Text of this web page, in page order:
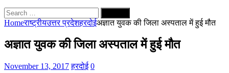
Search
for:
Homeराष्ट्रीयउत्तर प्रदेशहरदोईअज्ञात युवक की जिला अस्पताल में हुई मौत
अज्ञात युवक की जिला अस्पताल में हुई मौत
November 13, 2017 हरदोई 0